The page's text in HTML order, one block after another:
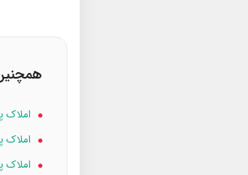
املاک پرند
املاک پرند
املاک پرند